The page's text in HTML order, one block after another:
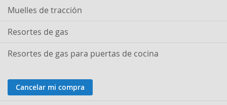
Muelles de tracción
Resortes de gas
Resortes de gas para puertas de cocina
Cancelar mi compra